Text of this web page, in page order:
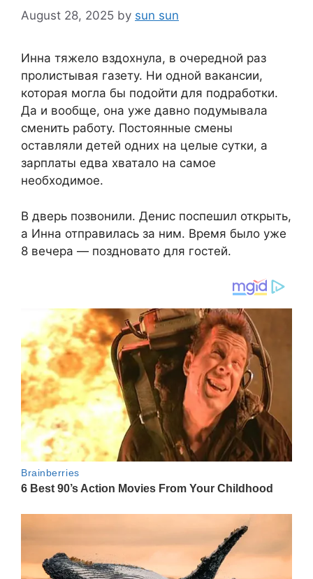
August 28, 2025 by sun sun
Инна тяжело вздохнула, в очередной раз
пролистывая газету. Ни одной вакансии,
которая могла бы подойти для подработки.
Да и вообще, она уже давно подумывала
сменить работу. Постоянные смены
оставляли детей одних на целые сутки, а
зарплаты едва хватало на самое
необходимое.
В дверь позвонили. Денис поспешил открыть,
а Инна отправилась за ним. Время было уже
8 вечера — поздновато для гостей.